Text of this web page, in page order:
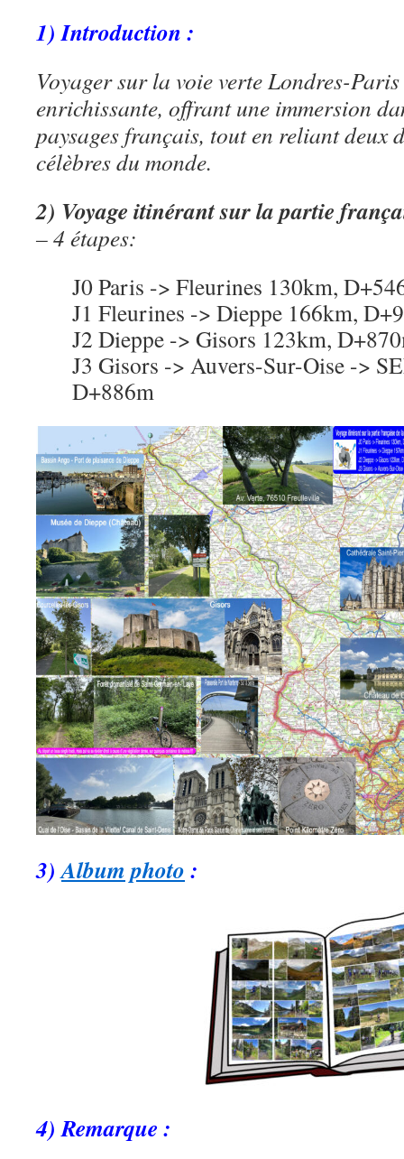
1) Introduction :
Voyager sur la voie verte Londres-
enrichissante, offrant une immersion
paysages français, tout en reliant deux
célèbres du monde.
2) Voyage itinérant sur la partie
– 4 étapes:
J0 Paris -> Fleurines 130km,
J1 Fleurines -> Dieppe 166km,
J2 Dieppe -> Gisors 123km,
J3 Gisors -> Auvers-Sur-Oise ->
D+886m
3)Album photo:
4) Remarque :